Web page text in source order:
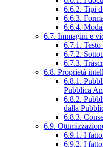
6.6.2. Tipi
6.6.3.
6.6.4.
6.7. Immagini e
6.7.1.
6.7.2.
6.7.3.
6.8. Proprietà
6.8.1.
Pubblica
6.8.2.
dalla
6.8.3.
6.9.
6.9.1. I
6.9.2. I